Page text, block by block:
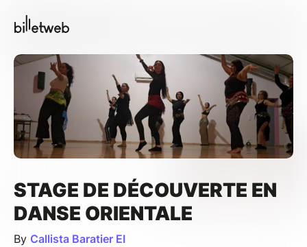
STAGE DE DÉCOUVERTE EN
DANSE ORIENTALE
By Callista Baratier EI